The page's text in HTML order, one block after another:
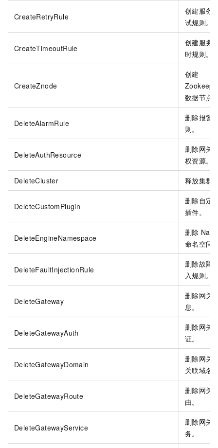
CreateRetryRule
创建服务
试规则。
CreateTimeoutRule
创建服务
时规则。
CreateZnode
创建
数据节点
DeleteAlarmRule
删除报警
则。
DeleteAuthResource
删除网关
权资源。
DeleteCluster 释放集群
DeleteCustomPlugin
删除自定
插件。
DeleteEngineNamespace
删除
命名空间
DeleteFaultInjectionRule
删除故障
入规则。
DeleteGateway
删除网关
息。
DeleteGatewayAuth
删除网关
证。
DeleteGatewayDomain
删除网关
关联域名
DeleteGatewayRoute
删除网关
由。
DeleteGatewayService
删除网关
务。